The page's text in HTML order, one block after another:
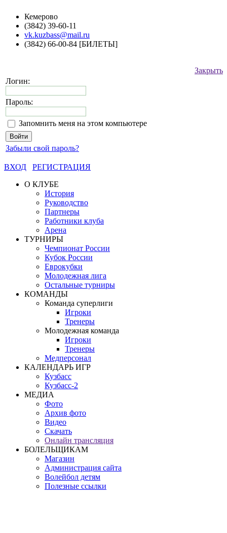
Кемерово
(3842) 39-60-11
vk.kuzbass@mail.ru
(3842) 66-00-84 [БИЛЕТЫ]
Закрыть
Логин:
Пароль:
Запомнить меня на этом компьютере
Забыли свой пароль?
ВХОД
РЕГИСТРАЦИЯ
О КЛУБЕ
История
Руководство
Партнеры
Работники клуба
Арена
ТУРНИРЫ
Чемпионат России
Кубок России
Еврокубки
Молодежная лига
Остальные турниры
КОМАНДЫ
Команда суперлиги
Игроки
Тренеры
Молодежная команда
Игроки
Тренеры
Медперсонал
КАЛЕНДАРЬ ИГР
Кузбасс
Кузбасс-2
МЕДИА
Фото
Архив фото
Видео
Скачать
Онлайн трансляция
БОЛЕЛЬЩИКАМ
Магазин
Администрация сайта
Волейбол детям
Полезные ссылки